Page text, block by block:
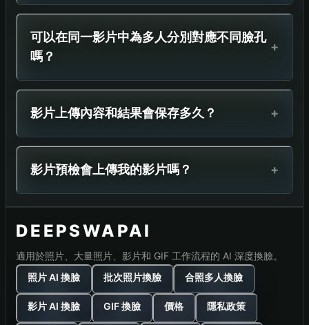
可以在同一影片中為多人分別對應不同臉孔
嗎？
+
影片上傳內容和結果會保存多久？ +
影片預檢會上傳我的影片嗎？ +
DEEPSWAPAI
適用於照片、大量照片、影片和 GIF 工作流程的 AI 深度換臉。
照片 AI 換臉
批次照片換臉 合照多人換臉
影片 AI 換臉 GIF 換臉 價格 隱私政策